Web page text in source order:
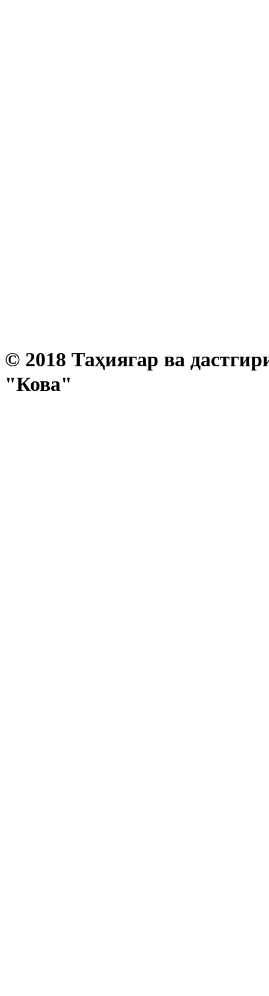
© 2018 Таҳиягар ва
"Кова"